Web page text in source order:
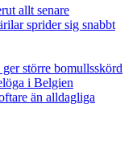
allt senare
sprider sig snabbt
större bomullsskörd
i Belgien
än alldagliga